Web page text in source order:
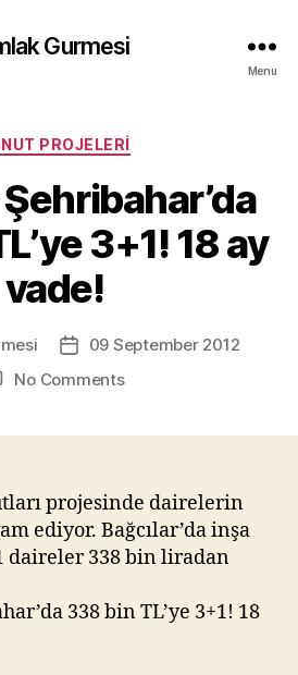
Gurmesi
Menu
Categories
PROJELERI
3+1! 18 ay
vade!
Post09 September 2012
No Commentson
TL’ye
3+1!
18
ay
projesinde dairelerin
ediyor. Bağcılar’da inşa
daireler 338 bin liradan